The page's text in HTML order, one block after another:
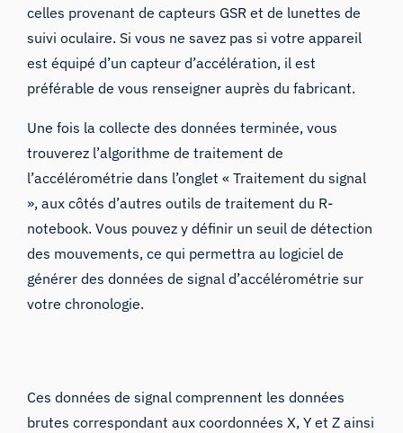
celles provenant de capteurs GSR et de lunettes de
suivi oculaire. Si vous ne savez pas si votre appareil
est équipé d’un capteur d’accélération, il est
préférable de vous renseigner auprès du fabricant.
Une fois la collecte des données terminée, vous
trouverez l’algorithme de traitement de
l’accélérométrie dans l’onglet « Traitement du signal
», aux côtés d’autres outils de traitement du R-
notebook. Vous pouvez y définir un seuil de détection
des mouvements, ce qui permettra au logiciel de
générer des données de signal d’accélérométrie sur
votre chronologie.
Ces données de signal comprennent les données
brutes correspondant aux coordonnées X, Y et Z ainsi